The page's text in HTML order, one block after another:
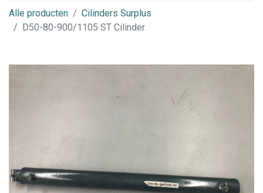
Alle producten
Cilinders Surplus
D50-80-900/1105 ST Cilinder